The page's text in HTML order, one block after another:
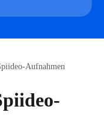
Aufnahmen